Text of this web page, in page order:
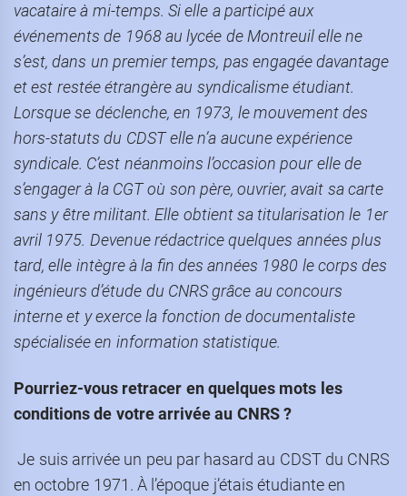
vacataire à mi-temps. Si elle a participé aux
événements de 1968 au lycée de Montreuil elle ne
s’est, dans un premier temps, pas engagée davantage
et est restée étrangère au syndicalisme étudiant.
Lorsque se déclenche, en 1973, le mouvement des
hors-statuts du CDST elle n’a aucune expérience
syndicale. C’est néanmoins l’occasion pour elle de
s’engager à la CGT où son père, ouvrier, avait sa carte
sans y être militant. Elle obtient sa titularisation le 1er
avril 1975. Devenue rédactrice quelques années plus
tard, elle intègreà la fin des années 1980 le corps des
ingénieurs d’étude du CNRS grâce au concours
interne et y exerce la fonction de documentaliste
spécialisée en information statistique.
Pourriez-vous retracer en quelques mots les
conditions de votre arrivée au CNRS?
Je suis arrivée un peu par hasard au CDST du CNRS
en octobre 1971. À l’époque j’étais étudiante en